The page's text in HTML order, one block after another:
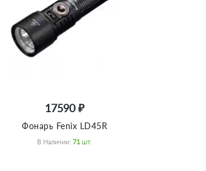
17590 ₽
Фонарь Fenix LD45R
В Наличии: 71 Шт.